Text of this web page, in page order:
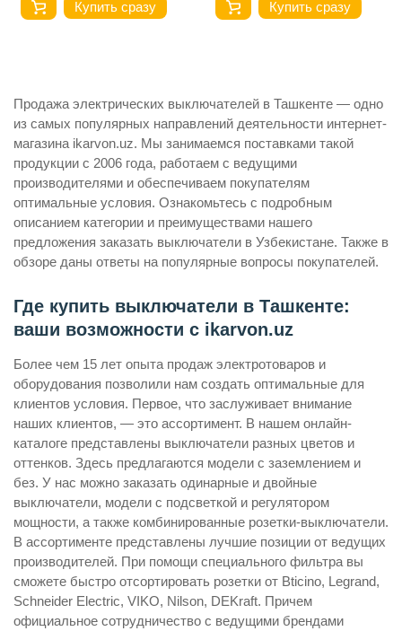
Купить сразу Купить сразу
Продажа электрических выключателей в Ташкенте — одно
из самых популярных направлений деятельности интернет-
магазина ikarvon.uz. Мы занимаемся поставками такой
продукции с 2006 года, работаем с ведущими
производителями и обеспечиваем покупателям
оптимальные условия. Ознакомьтесь с подробным
описанием категории и преимуществами нашего
предложения заказать выключатели в Узбекистане. Также в
обзоре даны ответы на популярные вопросы покупателей.
Где купить выключатели в Ташкенте:
ваши возможности с ikarvon.uz
Более чем 15 лет опыта продаж электротоваров и
оборудования позволили нам создать оптимальные для
клиентов условия. Первое, что заслуживает внимание
наших клиентов, — это ассортимент. В нашем онлайн-
каталоге представлены выключатели разных цветов и
оттенков. Здесь предлагаются модели с заземлением и
без. У нас можно заказать одинарные и двойные
выключатели, модели с подсветкой и регулятором
мощности, а также комбинированные розетки-выключатели.
В ассортименте представлены лучшие позиции от ведущих
производителей. При помощи специального фильтра вы
сможете быстро отсортировать розетки от Bticino, Legrand,
Schneider Electric, VIKO, Nilson, DEKraft. Причем
официальное сотрудничество с ведущими брендами